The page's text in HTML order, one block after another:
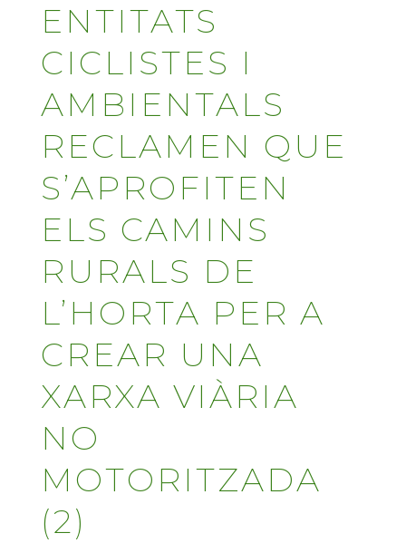
ENTITATS
CICLISTES I
AMBIENTALS
RECLAMEN QUE
S’APROFITEN
ELS CAMINS
RURALS DE
L’HORTA PER A
CREAR UNA
XARXA VIÀRIA
NO
MOTORITZADA
(2)